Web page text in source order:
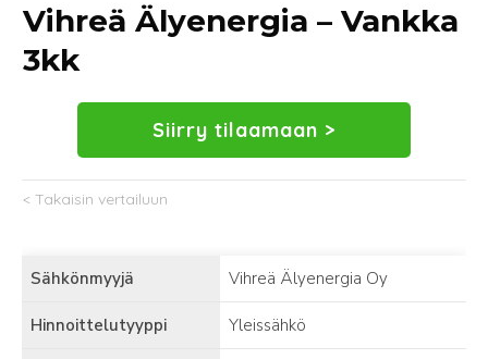
Vihreä Älyenergia – Vankka
3kk
Siirry tilaamaan >
< Takaisin vertailuun
Sähkönmyyjä Vihreä Älyenergia Oy
Hinnoittelutyyppi Yleissähkö